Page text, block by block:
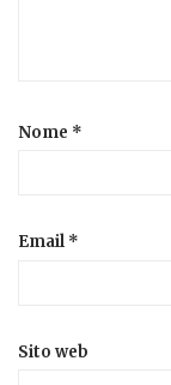
Nome *
Email *
Sito web